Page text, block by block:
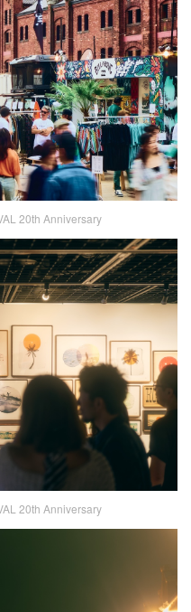
20th Anniversary
20th Anniversary